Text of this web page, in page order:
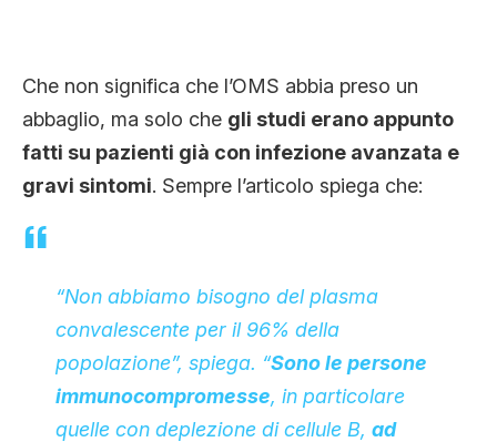
Che non significa che l’OMS abbia preso un
abbaglio, ma solo che gli studi erano appunto
fatti su pazienti già con infezione avanzata e
gravi sintomi. Sempre l’articolo spiega che:
“Non abbiamo bisogno del plasma
convalescente per il 96% della
popolazione”, spiega. “Sono le persone
immunocompromesse, in particolare
quelle con deplezione di cellule B, ad